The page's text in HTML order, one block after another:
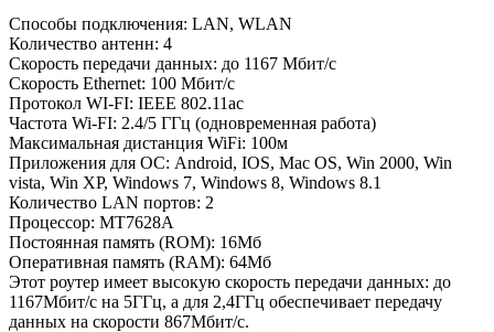
Способы подключения: LAN, WLAN
Количество антенн: 4
Скорость передачи данных: до 1167 Мбит/с
Скорость Ethernet: 100 Мбит/с
Протокол WI-FI: IEEE 802.11ac
Частота Wi-FI: 2.4/5 ГГц (одновременная работа)
Максимальная дистанция WiFi: 100м
Приложения для ОС: Android, IOS, Mac OS, Win 2000, Win
vista, Win XP, Windows 7, Windows 8, Windows 8.1
Количество LAN портов: 2
Процессор: MT7628A
Постоянная память (ROM): 16Мб
Оперативная память (RAM): 64Мб
Этот роутер имеет высокую скорость передачи данных: до
1167Мбит/с на 5ГГц, а для 2,4ГГц обеспечивает передачу
данных на скорости 867Мбит/с.